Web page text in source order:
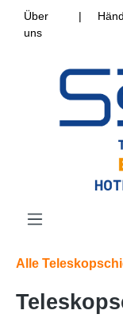
Über
uns
|
Alle